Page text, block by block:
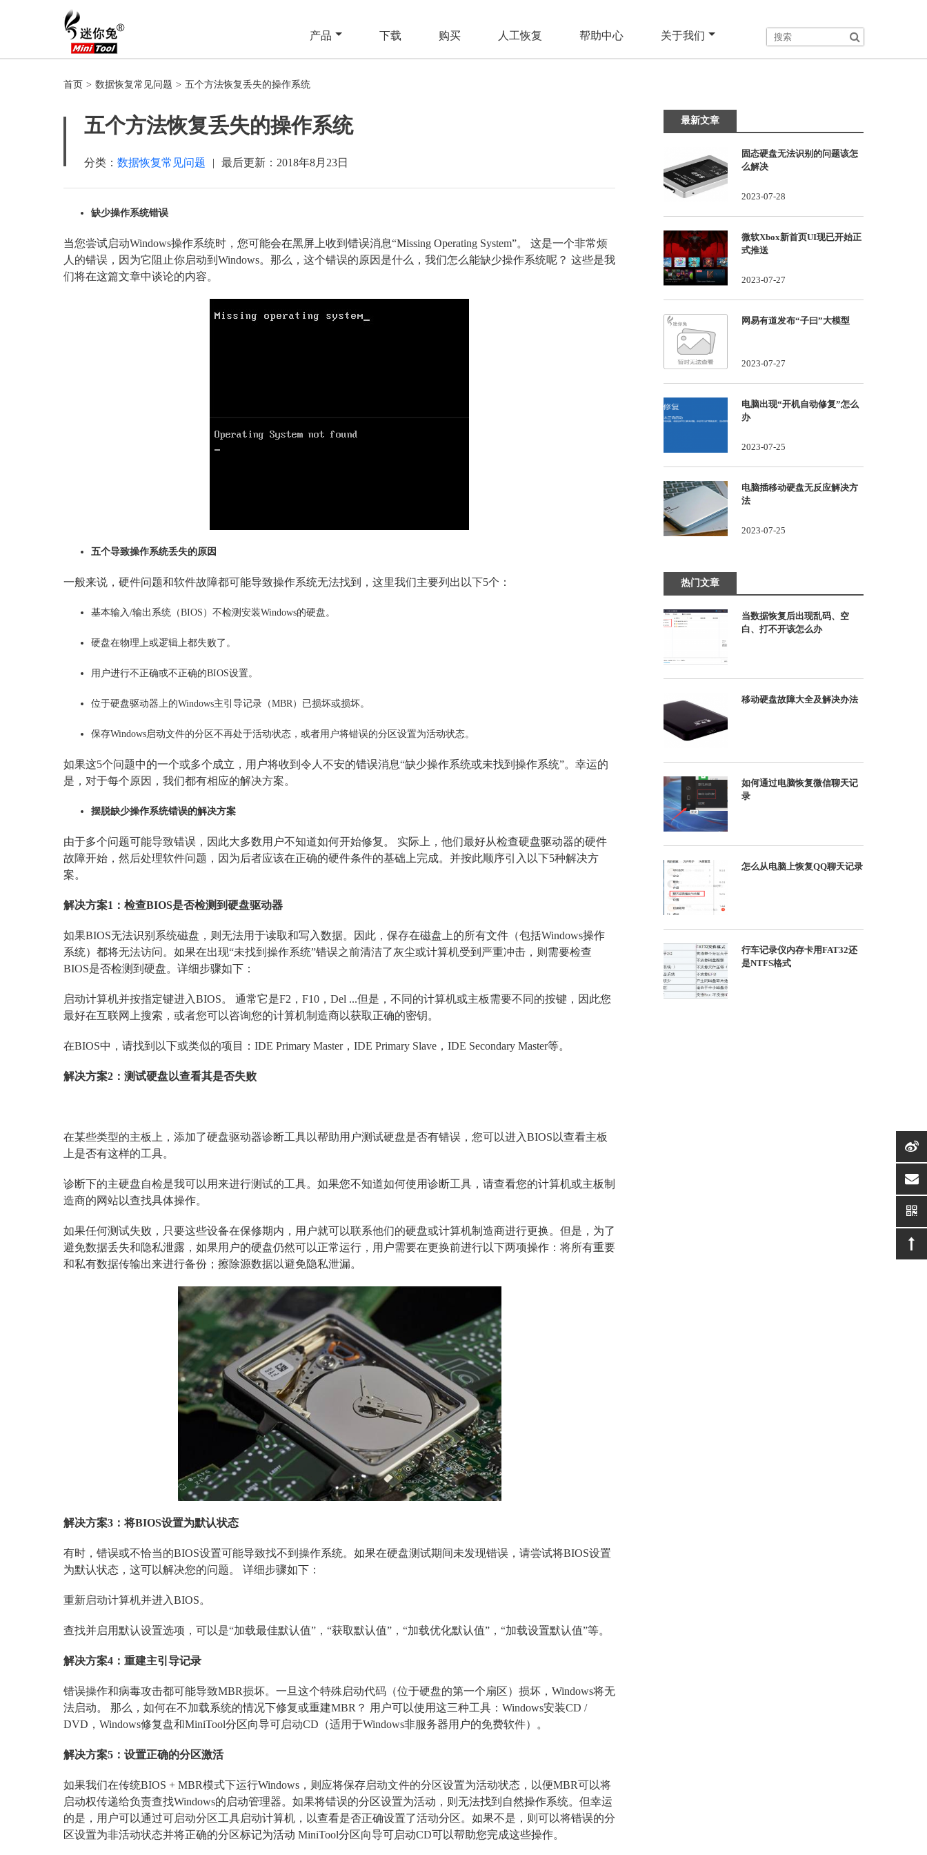
产品 下载 购买 人工恢复 帮助中心 关于我们
首页 > 数据恢复常见问题 > 五个方法恢复丢失的操作系统
五个方法恢复丢失的操作系统
分类： 数据恢复常见问题 | 最后更新： 2018年8月23日
缺少操作系统错误
当您尝试启动Windows操作系统时，您可能会在黑屏上收到错误消息“Missing Operating System”。 这是一个非常烦
人的错误，因为它阻止你启动到Windows。那么，这个错误的原因是什么，我们怎么能缺少操作系统呢？ 这些是我
们将在这篇文章中谈论的内容。
五个导致操作系统丢失的原因
一般来说，硬件问题和软件故障都可能导致操作系统无法找到，这里我们主要列出以下5个：
基本输入/输出系统（BIOS）不检测安装Windows的硬盘。
硬盘在物理上或逻辑上都失败了。
用户进行不正确或不正确的BIOS设置。
位于硬盘驱动器上的Windows主引导记录（MBR）已损坏或损坏。
保存Windows启动文件的分区不再处于活动状态，或者用户将错误的分区设置为活动状态。
如果这5个问题中的一个或多个成立，用户将收到令人不安的错误消息“缺少操作系统或未找到操作系统”。幸运的
是，对于每个原因，我们都有相应的解决方案。
摆脱缺少操作系统错误的解决方案
由于多个问题可能导致错误，因此大多数用户不知道如何开始修复。 实际上，他们最好从检查硬盘驱动器的硬件
故障开始，然后处理软件问题，因为后者应该在正确的硬件条件的基础上完成。并按此顺序引入以下5种解决方
案。
解决方案1：检查BIOS是否检测到硬盘驱动器
如果BIOS无法识别系统磁盘，则无法用于读取和写入数据。因此，保存在磁盘上的所有文件（包括Windows操作
系统）都将无法访问。如果在出现“未找到操作系统”错误之前清洁了灰尘或计算机受到严重冲击，则需要检查
BIOS是否检测到硬盘。详细步骤如下：
启动计算机并按指定键进入BIOS。 通常它是F2，F10，Del ...但是，不同的计算机或主板需要不同的按键，因此您
最好在互联网上搜索，或者您可以咨询您的计算机制造商以获取正确的密钥。
在BIOS中，请找到以下或类似的项目：IDE Primary Master，IDE Primary Slave，IDE Secondary Master等。
解决方案2：测试硬盘以查看其是否失败
在某些类型的主板上，添加了硬盘驱动器诊断工具以帮助用户测试硬盘是否有错误，您可以进入BIOS以查看主板
上是否有这样的工具。
诊断下的主硬盘自检是我可以用来进行测试的工具。如果您不知道如何使用诊断工具，请查看您的计算机或主板制
造商的网站以查找具体操作。
如果任何测试失败，只要这些设备在保修期内，用户就可以联系他们的硬盘或计算机制造商进行更换。但是，为了
避免数据丢失和隐私泄露，如果用户的硬盘仍然可以正常运行，用户需要在更换前进行以下两项操作：将所有重要
和私有数据传输出来进行备份；擦除源数据以避免隐私泄漏。
解决方案3：将BIOS设置为默认状态
有时，错误或不恰当的BIOS设置可能导致找不到操作系统。如果在硬盘测试期间未发现错误，请尝试将BIOS设置
为默认状态，这可以解决您的问题。 详细步骤如下：
重新启动计算机并进入BIOS。
查找并启用默认设置选项，可以是“加载最佳默认值”，“获取默认值”，“加载优化默认值”，“加载设置默认值”等。
解决方案4：重建主引导记录
错误操作和病毒攻击都可能导致MBR损坏。一旦这个特殊启动代码（位于硬盘的第一个扇区）损坏，Windows将无
法启动。 那么，如何在不加载系统的情况下修复或重建MBR？ 用户可以使用这三种工具：Windows安装CD /
DVD，Windows修复盘和MiniTool分区向导可启动CD（适用于Windows非服务器用户的免费软件）。
解决方案5：设置正确的分区激活
如果我们在传统BIOS + MBR模式下运行Windows，则应将保存启动文件的分区设置为活动状态，以便MBR可以将
启动权传递给负责查找Windows的启动管理器。如果将错误的分区设置为活动，则无法找到自然操作系统。但幸运
的是，用户可以通过可启动分区工具启动计算机，以查看是否正确设置了活动分区。如果不是，则可以将错误的分
区设置为非活动状态并将正确的分区标记为活动 MiniTool分区向导可启动CD可以帮助您完成这些操作。
最新文章
固态硬盘无法识别的问题该怎
么解决
2023-07-28
微软Xbox新首页UI现已开始正
式推送
2023-07-27
网易有道发布“子曰”大模型
2023-07-27
电脑出现“开机自动修复”怎么
办
2023-07-25
电脑插移动硬盘无反应解决方
法
2023-07-25
热门文章
当数据恢复后出现乱码、空
白、打不开该怎么办
移动硬盘故障大全及解决办法
如何通过电脑恢复微信聊天记
录
怎么从电脑上恢复QQ聊天记录
行车记录仪内存卡用FAT32还
是NTFS格式